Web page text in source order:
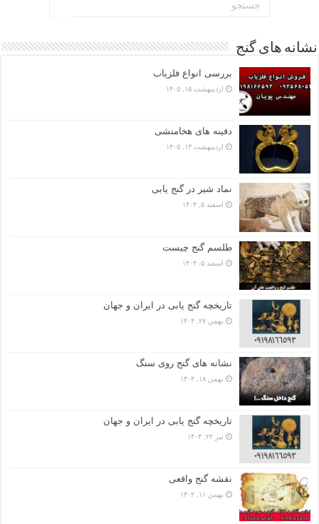
نشانه های گنج
بررسی انواع فلزیاب
اردیبهشت ۱۵, ۱۴۰۵
دفینه های هخامنشی
اردیبهشت ۱۳, ۱۴۰۵
نماد شیر در گنج یابی
اسفند ۵, ۱۴۰۴
طلسم گنج چیست
اسفند ۵, ۱۴۰۴
تاریخچه گنج‌ یابی در ایران و جهان
بهمن ۲۷, ۱۴۰۴
نشانه های گنج روی سنگ
بهمن ۱۸, ۱۴۰۴
تاریخچه گنج‌ یابی در ایران و جهان
تیر ۲۲, ۱۴۰۴
نقشه گنج واقعی
بهمن ۱۱, ۱۴۰۲